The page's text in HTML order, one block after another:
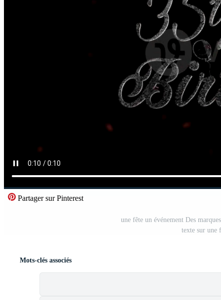
Partager sur Pinterest
une fête un événement Des
texte sur une
Mots-clés associés